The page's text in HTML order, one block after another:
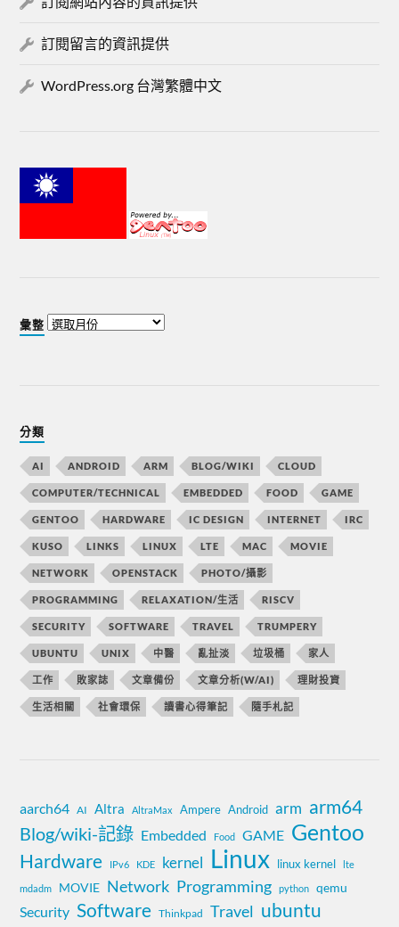
訂閱留言的資訊提供
WordPress.org 台灣繁體中文
彙整
分類
AI ANDROID ARM BLOG/WIKI CLOUD
COMPUTER/TECHNICAL EMBEDDED FOOD GAME
GENTOO HARDWARE IC DESIGN INTERNET IRC
KUSO LINKS LINUX LTE MAC MOVIE
NETWORK OPENSTACK PHOTO/攝影
PROGRAMMING RELAXATION/生活 RISCV
SECURITY SOFTWARE TRAVEL TRUMPERY
UBUNTU UNIX 中醫 亂扯淡 垃圾桶 家人
工作 敗家誌 文章備份 文章分析(W/AI) 理財投資
生活相關 社會環保 讀書心得筆記 隨手札記
aarch64 AI Altra AltraMax Ampere Android arm arm64
Blog/wiki-記錄 Embedded Food GAME Gentoo
Hardware IPv6 KDE kernel Linux linux kernel lte
mdadm MOVIE Network Programming python qemu
Security Software Thinkpad Travel ubuntu